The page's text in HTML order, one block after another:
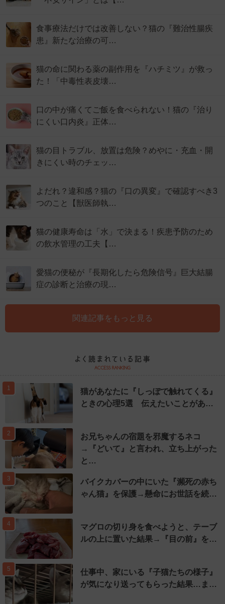
食事療法だけでは改善しない？猫の『難治性腸疾
患』新たな治療の可…
猫の命に関わる薬の副作用を『ハチミツ』が救っ
た！「中毒性表皮壊…
口の中が痛くてご飯を食べられない！猫の『治り
にくい口内炎』正体…
猫の目トラブル、放置は危険？めやに・充血・開
きにくい時のチェッ…
よだれ？違和感？猫の『口の異変』で確認すべき3
つのこと【獣医師執…
猫の健康寿命は「水」で決まる！疾患予防のため
の飲水管理の工夫【…
愛猫の便秘が『長期化したら危険信号』巨大結腸
症の診断と治療の現…
関連記事をもっと見る
1
猫があなたに『しっぽで触れてくる』
ときの心理5選 伝えたいことがあ…
2
お兄ちゃんの宿題を邪魔するネコ
→『どいて』と言われ、立ち上がった
と…
3
バイクカバーの中にいた『瀕死の赤ち
ゃん猫』を保護→懸命にお世話を続…
4
マグロの切り身を食べようと、テーブ
ルの上に置いた結果→『目の前』を…
5
仕事中、家にいる『子猫たちの様子』
が気になり送ってもらった結果…ま…